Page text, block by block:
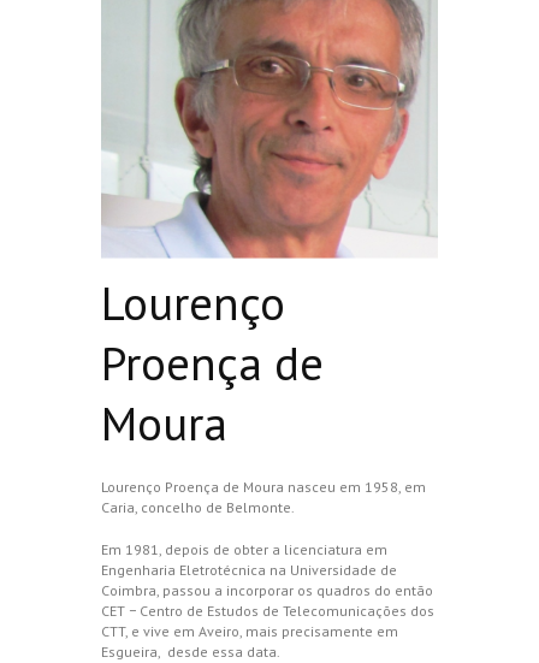
Lourenço
Proença de
Moura
Lourenço Proença de Moura nasceu em 1958, em
Caria, concelho de Belmonte.
Em 1981, depois de obter a licenciatura em
Engenharia Eletrotécnica na Universidade de
Coimbra, passou a incorporar os quadros do então
CET − Centro de Estudos de Telecomunicações dos
CTT, e vive em Aveiro, mais precisamente em
Esgueira, desde essa data.